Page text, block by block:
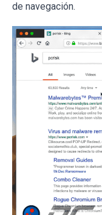
de navegación.